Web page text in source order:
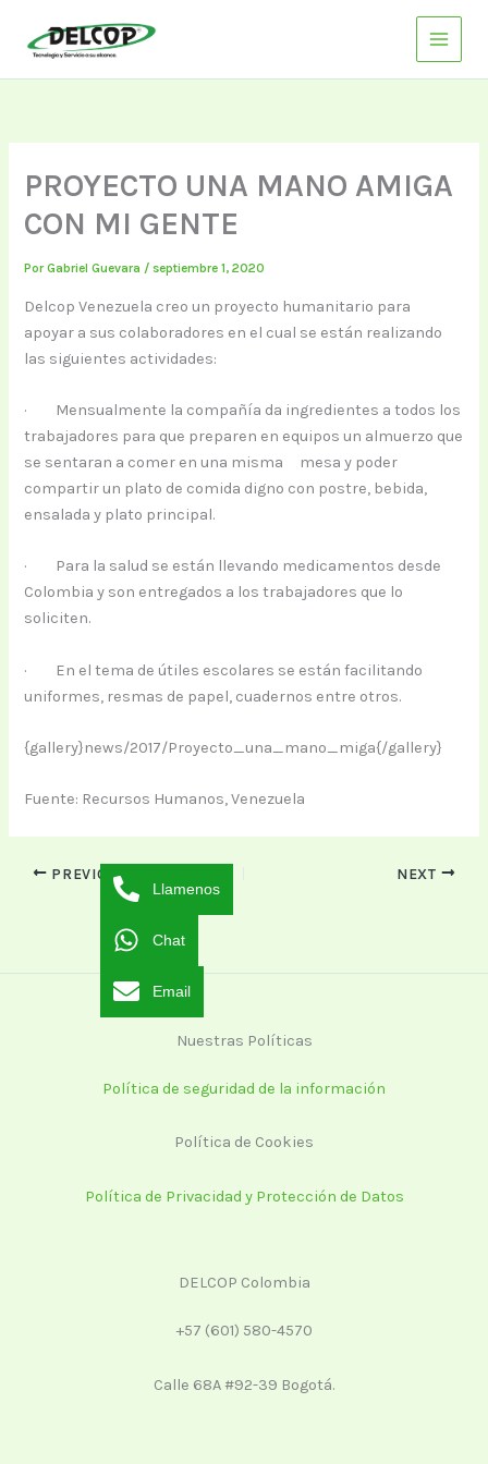
contenido
PROYECTO UNA MANO AMIGA
CON MI GENTE
PorGabriel Guevara /septiembre 1, 2020
Delcop Venezuela creo un proyecto humanitario para
apoyar a sus colaboradores en el cual se están realizando
las siguientes actividades:
· Mensualmente la compañía da ingredientes a todos los
trabajadores para que preparen en equipos un almuerzo que
se sentaran a comer en una misma mesa y poder
compartir un plato de comida digno con postre, bebida,
ensalada y plato principal.
· Para la salud se están llevando medicamentos desde
Colombia y son entregados a los trabajadores que lo
soliciten.
· En el tema de útiles escolares se están facilitando
uniformes, resmas de papel, cuadernos entre otros.
{gallery}news/2017/Proyecto_una_mano_miga{/gallery}
Fuente: Recursos Humanos, Venezuela
PREVIOUS NEXT
Nuestras Políticas
Política de seguridad de la información
Política de Cookies
Política de Privacidad y Protección de Datos
DELCOP Colombia
+57 (601) 580-4570
Calle 68A #92-39 Bogotá.
Llamenos
Chat
Email